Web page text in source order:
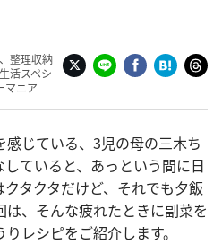
整理収納
活スペシ
マニア
じている、3児の母の三木ち
ていると、あっという間に日
タクタだけど、それでも夕飯
、そんな疲れたときに副菜を
レシピをご紹介します。